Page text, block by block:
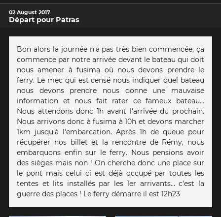
02 August 2017
Départ pour Patras
Bon alors la journée n'a pas très bien commencée, ça
commence par notre arrivée devant le bateau qui doit
nous amener à fusima où nous devons prendre le
ferry. Le mec qui est censé nous indiquer quel bateau
nous devons prendre nous donne une mauvaise
information et nous fait rater ce fameux bateau...
Nous attendons donc 1h avant l'arrivée du prochain.
Nous arrivons donc à fusima à 10h et devons marcher
1km jusqu'à l'embarcation. Après 1h de queue pour
récupérer nos billet et la rencontre de Rémy, nous
embarquons enfin sur le ferry. Nous pensions avoir
des sièges mais non ! On cherche donc une place sur
le pont mais celui ci est déjà occupé par toutes les
tentes et lits installés par les 1er arrivants... c'est la
guerre des places ! Le ferry démarre il est 12h23